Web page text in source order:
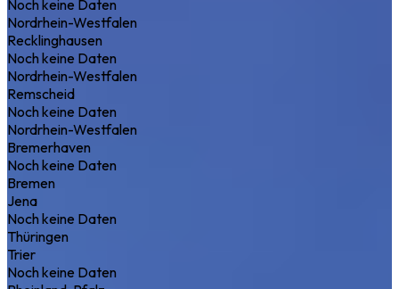
Noch keine Daten
Nordrhein-Westfalen
Recklinghausen
Noch keine Daten
Nordrhein-Westfalen
Remscheid
Noch keine Daten
Nordrhein-Westfalen
Bremerhaven
Noch keine Daten
Bremen
Jena
Noch keine Daten
Thüringen
Trier
Noch keine Daten